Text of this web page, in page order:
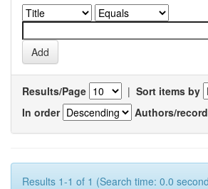
Results/Page | Sort items by
In order
Authors/record
Results 1-1 of 1 (Search time: 0.0